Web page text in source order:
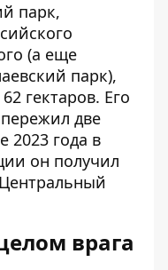
парк,
(а еще
парк),
гектаров. Его
две
2023 года в
он получил
врага